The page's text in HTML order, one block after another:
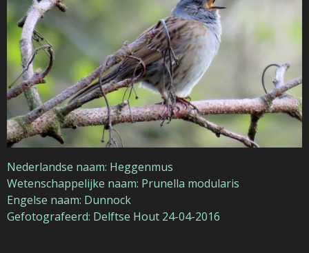
Nederlandse naam: Heggenmus
Wetenschappelijke naam: Prunella modularis
Engelse naam: Dunnock
Gefotografeerd: Delftse Hout 24-04-2016